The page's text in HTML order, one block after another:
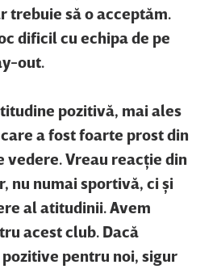
trebuie să o acceptăm.
dificil cu echipa de pe
out.
pozitivă, mai ales
a fost foarte prost din
vedere. Vreau reacţie din
nu numai sportivă, ci şi
al atitudinii. Avem
acest club. Dacă
pentru noi, sigur